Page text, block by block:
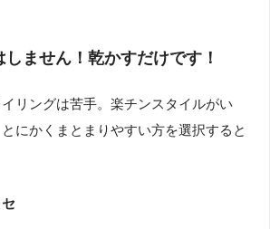
ません！乾かすだけです！
イリングは苦手。楽チンスタイルがい
にかくまとまりやすい方を選択すると